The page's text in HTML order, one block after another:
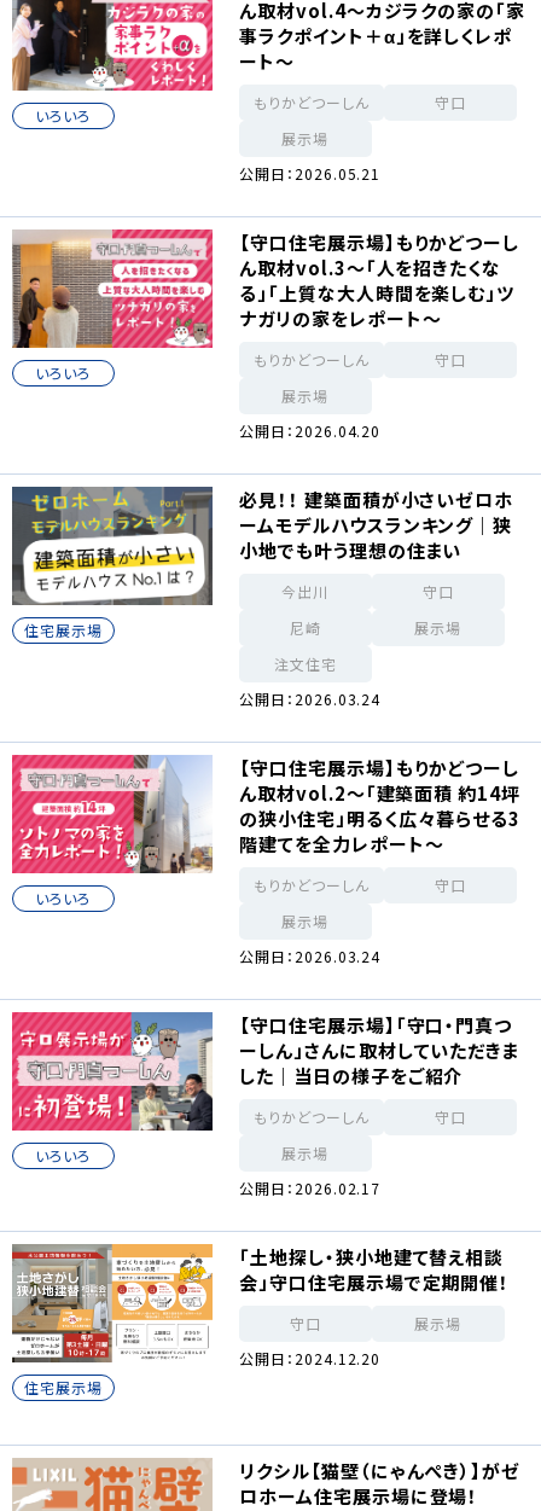
いろいろ
ん取材vol.4～カジラクの家の「家
事ラクポイント＋α」を詳しくレポ
ート～
もりかどつーしん
守口
展示場
公開日：2026.05.21
いろいろ
【守口住宅展示場】もりかどつーし
ん取材vol.3～「人を招きたくな
る」「上質な大人時間を楽しむ」ツ
ナガリの家をレポート～
もりかどつーしん
守口
展示場
公開日：2026.04.20
住宅展示場
必見！！ 建築面積が小さいゼロホ
ームモデルハウスランキング｜狭
小地でも叶う理想の住まい
今出川
守口
尼崎
展示場
注文住宅
公開日：2026.03.24
いろいろ
【守口住宅展示場】もりかどつーし
ん取材vol.2～「建築面積 約14坪
の狭小住宅」明るく広々暮らせる3
階建てを全力レポート～
もりかどつーしん
守口
展示場
公開日：2026.03.24
いろいろ
【守口住宅展示場】「守口・門真つ
ーしん」さんに取材していただきま
した｜当日の様子をご紹介
もりかどつーしん
守口
展示場
公開日：2026.02.17
住宅展示場
「土地探し・狭小地建て替え相談
会」守口住宅展示場で定期開催！
守口
展示場
公開日：2024.12.20
リクシル【猫壁（にゃんぺき）】がゼ
ロホーム住宅展示場に登場！